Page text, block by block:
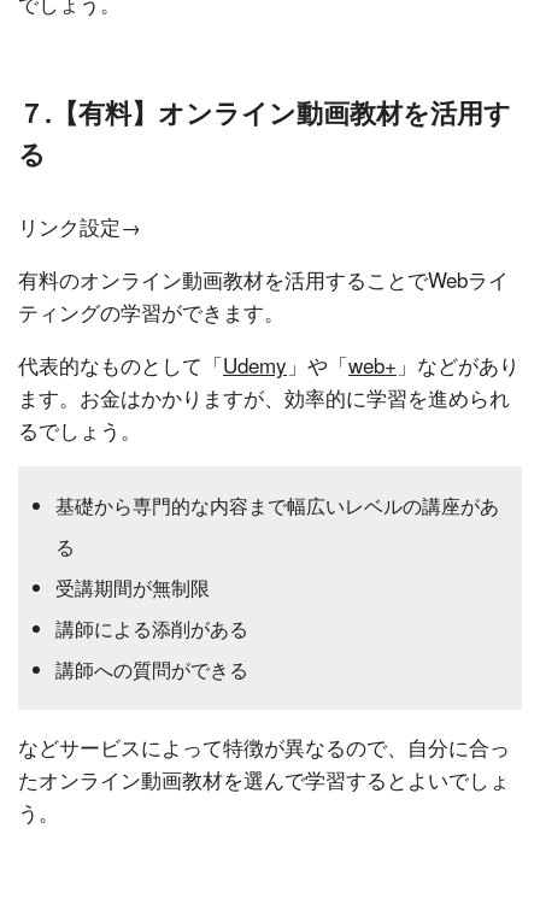
７.【有料】オンライン動画教材を活用す
る
リンク設定→
有料のオンライン動画教材を活用することでWebライ
ティングの学習ができます。
代表的なものとして「Udemy 」や「web+ 」などがあり
ます。お金はかかりますが、効率的に学習を進められ
るでしょう。
基礎から専門的な内容まで幅広いレベルの講座があ
る
受講期間が無制限
講師による添削がある
講師への質問ができる
などサービスによって特徴が異なるので、自分に合っ
たオンライン動画教材を選んで学習するとよいでしょ
う。